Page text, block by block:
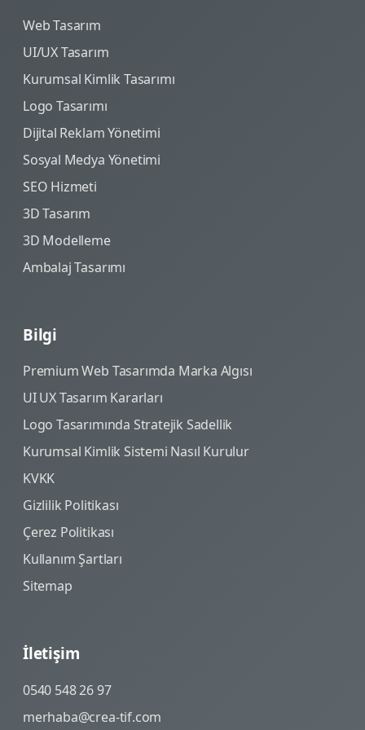
Web Tasarım
UI/UX Tasarım
Kurumsal Kimlik Tasarımı
Logo Tasarımı
Dijital Reklam Yönetimi
Sosyal Medya Yönetimi
SEO Hizmeti
3D Tasarım
3D Modelleme
Ambalaj Tasarımı
Bilgi
Premium Web Tasarımda Marka Algısı
UI UX Tasarım Kararları
Logo Tasarımında Stratejik Sadellik
Kurumsal Kimlik Sistemi Nasıl Kurulur
KVKK
Gizlilik Politikası
Çerez Politikası
Kullanım Şartları
Sitemap
İletişim
0540 548 26 97
merhaba@crea-tif.com